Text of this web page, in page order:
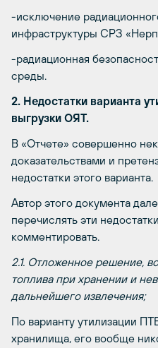
-исключение
инфраструктуры СРЗ
-радиационная
среды.
2. Недостатки варианта
выгрузки ОЯТ.
В «Отчете» совершенно
доказательствами и
недостатки этого варианта.
Автор этого документа
перечислять эти
комментировать.
2.1. Отложенное решение,
топлива при хранении и
дальнейшего извлечения;
По варианту утилизации
хранилища, его вообще